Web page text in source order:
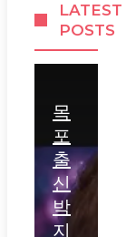
LATEST
POSTS
목
포
출
신
박
지